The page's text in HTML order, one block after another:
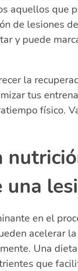
durante la
de una
tipos
recuperación y
la
para evitar
de una lesión?
y
aquellos que
de lesiones
y puede
la
tus
físico.
una
en el
acelerar
Una
que